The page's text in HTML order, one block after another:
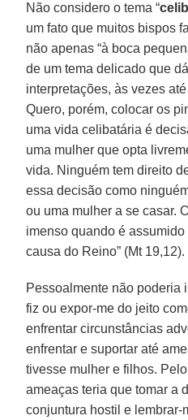
Não considero o tema “
um fato que muitos bispos
não apenas “à boca
de um tema delicado que
interpretações, às vezes
Quero, porém, colocar os
uma vida celibatária é
uma mulher que opta
vida. Ninguém tem direito
essa decisão como
ou uma mulher a se casar.
imenso quando é assumido
causa do Reino” (Mt 19,12).
Pessoalmente não poderia
fiz ou expor-me do jeito
enfrentar circunstâncias
enfrentar e suportar até
tivesse mulher e filhos.
ameaças teria que tomar a
conjuntura hostil e lembrar-